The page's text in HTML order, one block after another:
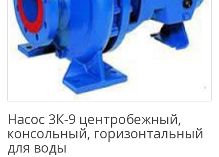
Насос 3К-9 центробежный,
консольный, горизонтальный
для воды